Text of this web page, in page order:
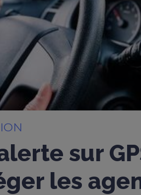
sur
les